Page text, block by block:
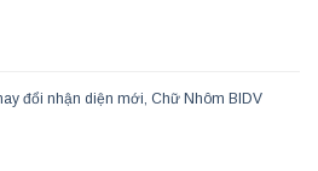
đổi nhận diện mới, Chữ Nhôm BIDV